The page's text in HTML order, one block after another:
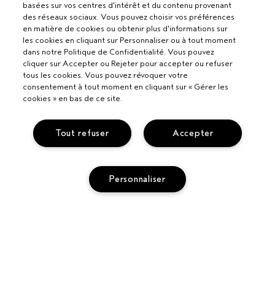
Pour les professionnels
Besoin d’aide ?
APPELEZ LE +33186652316
RETOURS ET ÉCHANGES
CONTACTER LE FABRICANT
POLITIQUE DE CONFIDENTIALITÉ
CONDITIONS GÉNÉRALES
basées sur vos centres d'intérêt et du contenu provenant
des réseaux sociaux. Vous pouvez choisir vos préférences
en matière de cookies ou obtenir plus d'informations sur
les cookies en cliquant sur Personnaliser ou à tout moment
dans notre Politique de Confidentialité. Vous pouvez
cliquer sur Accepter ou Rejeter pour accepter ou refuser
tous les cookies. Vous pouvez révoquer votre
consentement à tout moment en cliquant sur « Gérer les
cookies » en bas de ce site.
Accepter
Tout refuser
Personnaliser